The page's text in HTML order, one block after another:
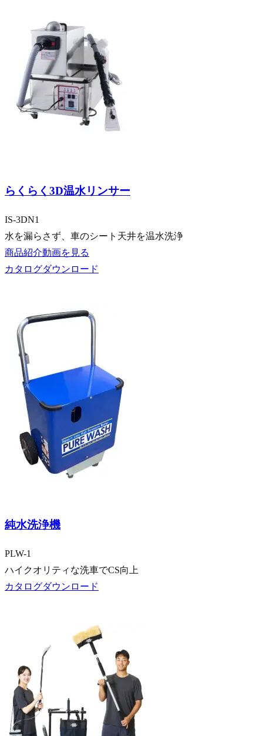
らくらく3D温水リンサー
IS-3DN1
水を漏らさず、車のシート天井を温水洗浄
商品紹介動画を見る
カタログダウンロード
純水洗浄機
PLW-1
ハイクオリティな洗車でCS向上
カタログダウンロード